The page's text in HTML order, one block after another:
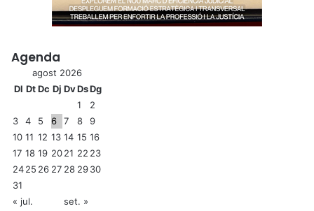
Agenda
agost 2026
Dl DtDc Dj DvDsDg
1
2
3
4 5 6 7 8
9
10 11 12 13 14 15 16
17 18 19 2021 22 23
2425 26 27 28 2930
31
« jul.
set. »